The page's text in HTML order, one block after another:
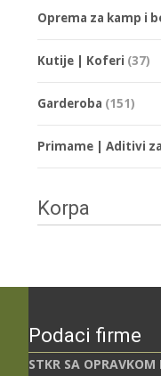
Oprema za kamp i
Kutije | Koferi (37)
Garderoba (151)
Primame | Aditivi
Korpa
Podaci firme
STKR SA OPRAVKOM